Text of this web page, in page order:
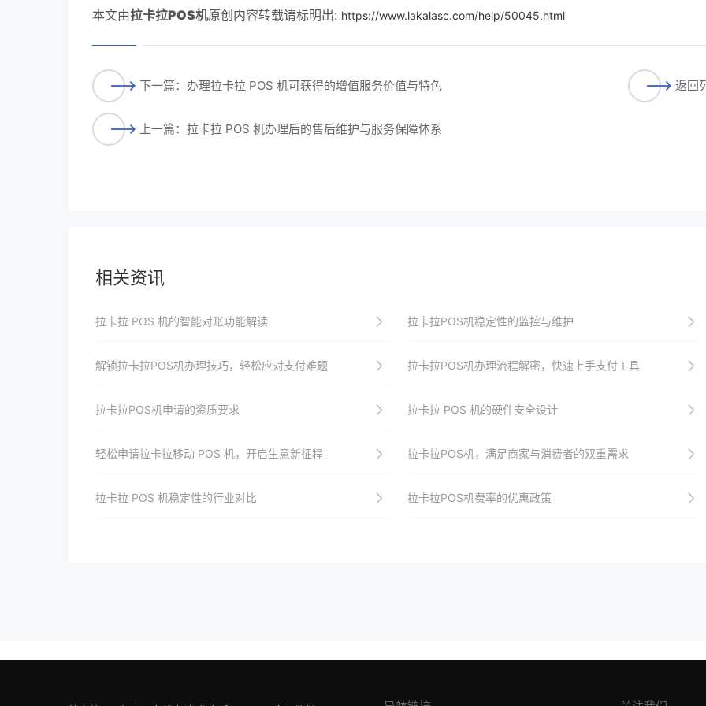
本文由拉卡拉POS机原创内容转载请标明出: https://www.lakalasc.com/help/50045.html
下一篇：办理拉卡拉 POS 机可获得的增值服务价值与特色
上一篇：拉卡拉 POS 机办理后的售后维护与服务保障体系
返回
相关资讯
拉卡拉 POS 机的智能对账功能解读 拉卡拉POS机稳定性的监控与维护
解锁拉卡拉POS机办理技巧，轻松应对支付难题 拉卡拉POS机办理流程解密，快速上手支付工具
拉卡拉POS机申请的资质要求 拉卡拉 POS 机的硬件安全设计
轻松申请拉卡拉移动 POS 机，开启生意新征程 拉卡拉POS机，满足商家与消费者的双重需求
拉卡拉 POS 机稳定性的行业对比 拉卡拉POS机费率的优惠政策